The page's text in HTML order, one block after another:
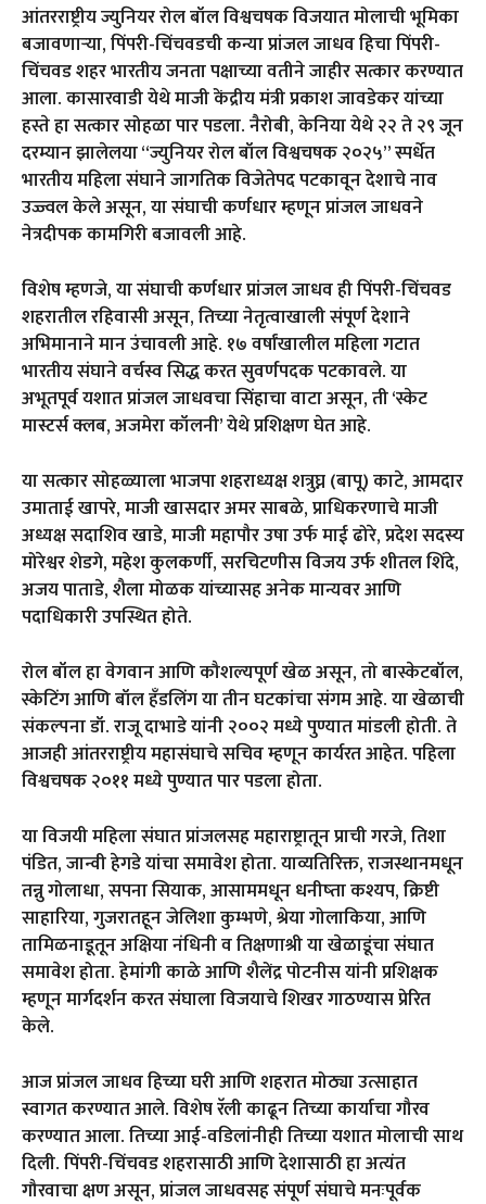
आंतरराष्ट्रीय ज्युनियर रोल बॉल विश्वचषक विजयात मोलाची भूमिका
बजावणाऱ्या, पिंपरी-चिंचवडची कन्या प्रांजल जाधव हिचा पिंपरी-
चिंचवड शहर भारतीय जनता पक्षाच्या वतीने जाहीर सत्कार करण्यात
आला. कासारवाडी येथे माजी केंद्रीय मंत्री प्रकाश जावडेकर यांच्या
हस्ते हा सत्कार सोहळा पार पडला. नैरोबी, केनिया येथे २२ ते २९ जून
दरम्यान झालेलया “ज्युनियर रोल बॉल विश्वचषक २०२५” स्पर्धेत
भारतीय महिला संघाने जागतिक विजेतेपद पटकावून देशाचे नाव
उज्ज्वल केले असून, या संघाची कर्णधार म्हणून प्रांजल जाधवने
नेत्रदीपक कामगिरी बजावली आहे.
विशेष म्हणजे, या संघाची कर्णधार प्रांजल जाधव ही पिंपरी-चिंचवड
शहरातील रहिवासी असून, तिच्या नेतृत्वाखाली संपूर्ण देशाने
अभिमानाने मान उंचावली आहे. १७ वर्षांखालील महिला गटात
भारतीय संघाने वर्चस्व सिद्ध करत सुवर्णपदक पटकावले. या
अभूतपूर्व यशात प्रांजल जाधवचा सिंहाचा वाटा असून, ती ‘स्केट
मास्टर्स क्लब, अजमेरा कॉलनी’ येथे प्रशिक्षण घेत आहे.
या सत्कार सोहळ्याला भाजपा शहराध्यक्ष शत्रुघ्न (बापू) काटे, आमदार
उमाताई खापरे, माजी खासदार अमर साबळे, प्राधिकरणाचे माजी
अध्यक्ष सदाशिव खाडे, माजी महापौर उषा उर्फ माई ढोरे, प्रदेश सदस्य
मोरेश्वर शेडगे, महेश कुलकर्णी, सरचिटणीस विजय उर्फ शीतल शिंदे,
अजय पाताडे, शैला मोळक यांच्यासह अनेक मान्यवर आणि
पदाधिकारी उपस्थित होते.
रोल बॉल हा वेगवान आणि कौशल्यपूर्ण खेळ असून, तो बास्केटबॉल,
स्केटिंग आणि बॉल हँडलिंग या तीन घटकांचा संगम आहे. या खेळाची
संकल्पना डॉ. राजू दाभाडे यांनी २००२ मध्ये पुण्यात मांडली होती. ते
आजही आंतरराष्ट्रीय महासंघाचे सचिव म्हणून कार्यरत आहेत. पहिला
विश्वचषक २०११ मध्ये पुण्यात पार पडला होता.
या विजयी महिला संघात प्रांजलसह महाराष्ट्रातून प्राची गरजे, तिशा
पंडित, जान्वी हेगडे यांचा समावेश होता. याव्यतिरिक्त, राजस्थानमधून
तन्नु गोलाधा, सपना सियाक, आसाममधून धनीष्ता कश्यप, क्रिष्टी
साहारिया, गुजरातहून जेलिशा कुम्भणे, श्रेया गोलाकिया, आणि
तामिळनाडूतून अक्षिया नंधिनी व तिक्षणाश्री या खेळाडूंचा संघात
समावेश होता. हेमांगी काळे आणि शैलेंद्र पोटनीस यांनी प्रशिक्षक
म्हणून मार्गदर्शन करत संघाला विजयाचे शिखर गाठण्यास प्रेरित
केले.
आज प्रांजल जाधव हिच्या घरी आणि शहरात मोठ्या उत्साहात
स्वागत करण्यात आले. विशेष रॅली काढून तिच्या कार्याचा गौरव
करण्यात आला. तिच्या आई-वडिलांनीही तिच्या यशात मोलाची साथ
दिली. पिंपरी-चिंचवड शहरासाठी आणि देशासाठी हा अत्यंत
गौरवाचा क्षण असून, प्रांजल जाधवसह संपूर्ण संघाचे मनःपूर्वक